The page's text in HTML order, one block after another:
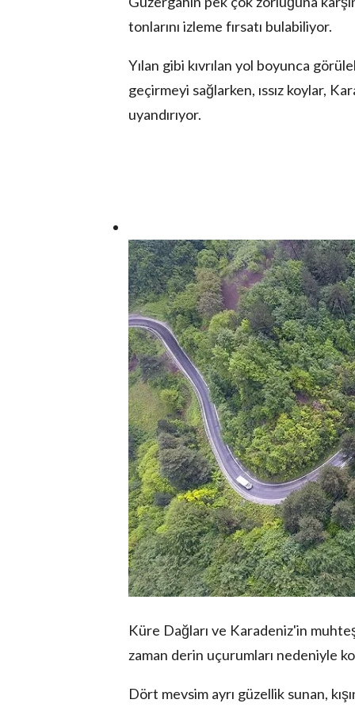
tonlarını izleme fırsatı bulabiliyor.
Yılan gibi kıvrılan yol boyunca
geçirmeyi sağlarken, ıssız koylar,
uyandırıyor.
Küre Dağları ve Karadeniz'in
zaman derin uçurumları nedeniyle
Dört mevsim ayrı güzellik sunan,